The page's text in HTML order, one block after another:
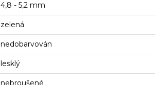
4,8 - 5,2 mm
zelená
nedobarvován
lesklý
nebroušené